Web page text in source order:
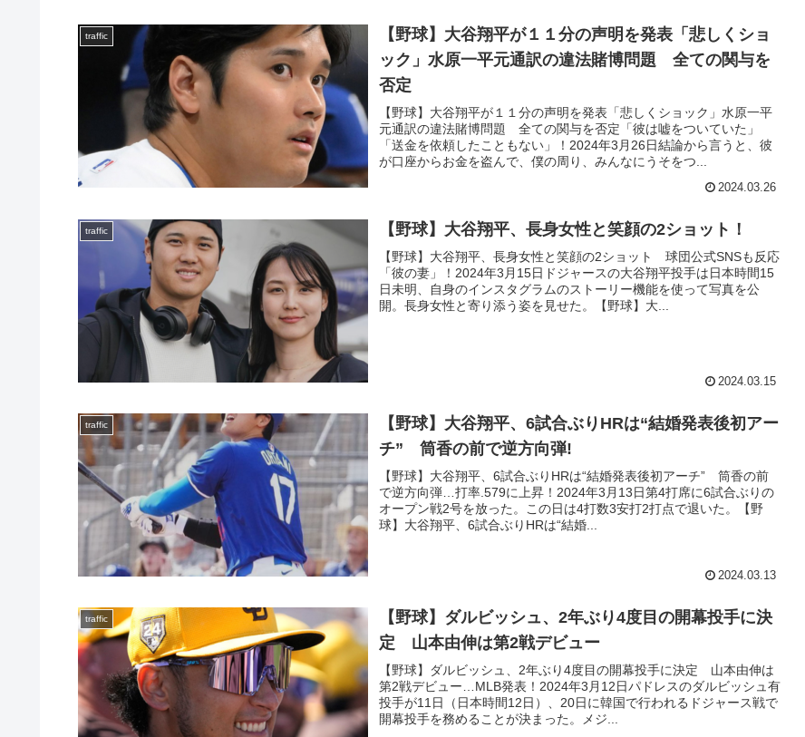
traffic
【野球】大谷翔平が１１分の声明を発表「悲しくショ
ック」水原一平元通訳の違法賭博問題 全ての関与を
否定
【野球】大谷翔平が１１分の声明を発表「悲しくショック」水原一平
元通訳の違法賭博問題 全ての関与を否定「彼は嘘をついていた」
「送金を依頼したこともない」！2024年3月26日結論から言うと、彼
が口座からお金を盗んで、僕の周り、みんなにうそをつ...
2024.03.26
traffic 【野球】大谷翔平、長身女性と笑顔の2ショット！
【野球】大谷翔平、長身女性と笑顔の2ショット 球団公式SNSも反応
「彼の妻」！2024年3月15日ドジャースの大谷翔平投手は日本時間15
日未明、自身のインスタグラムのストーリー機能を使って写真を公
開。長身女性と寄り添う姿を見せた。【野球】大...
2024.03.15
traffic
【野球】大谷翔平、6試合ぶりHRは“結婚発表後初アー
チ” 筒香の前で逆方向弾!
【野球】大谷翔平、6試合ぶりHRは“結婚発表後初アーチ” 筒香の前
で逆方向弾…打率.579に上昇！2024年3月13日第4打席に6試合ぶりの
オープン戦2号を放った。この日は4打数3安打2打点で退いた。【野
球】大谷翔平、6試合ぶりHRは“結婚...
2024.03.13
traffic
【野球】ダルビッシュ、2年ぶり4度目の開幕投手に決
定 山本由伸は第2戦デビュー
【野球】ダルビッシュ、2年ぶり4度目の開幕投手に決定 山本由伸は
第2戦デビュー…MLB発表！2024年3月12日パドレスのダルビッシュ有
投手が11日（日本時間12日）、20日に韓国で行われるドジャース戦で
開幕投手を務めることが決まった。メジ...